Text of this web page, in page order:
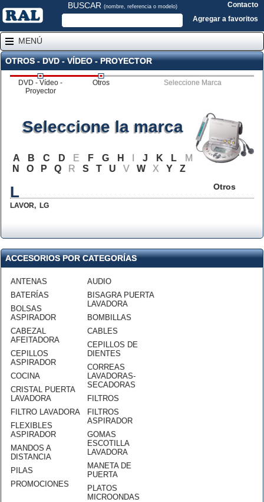
BUSCAR (nombre, referencia o modelo)
Contacto
Agregar a favoritos
MENÚ
OTROS - DVD - VÍDEO - PROYECTOR
DVD - Vídeo -
Proyector
Otros Seleccione Marca
Otros
Seleccione la marca
A B C D E F G H J K L
M
N
O P Q R S T U V W X Y Z
L
LAVOR, LG
ACCESORIOS POR CATEGORÍAS
ANTENAS
BATERÍAS
BOLSAS
ASPIRADOR
CABEZAL
AFEITADORA
CEPILLOS
ASPIRADOR
COCINA
CRISTAL PUERTA
LAVADORA
FILTRO LAVADORA
FLEXIBLES
ASPIRADOR
MANDOS A
DISTANCIA
PILAS
PROMOCIONES
AUDIO
BISAGRA PUERTA
LAVADORA
BOMBILLAS
CABLES
CEPILLOS DE
DIENTES
CORREAS
LAVADORAS-
SECADORAS
FILTROS
FILTROS
ASPIRADOR
GOMAS
ESCOTILLA
LAVADORA
MANETA DE
PUERTA
PLATOS
MICROONDAS